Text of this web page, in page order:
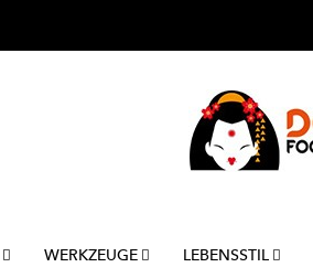
WERKZEUGE LEBENSSTIL